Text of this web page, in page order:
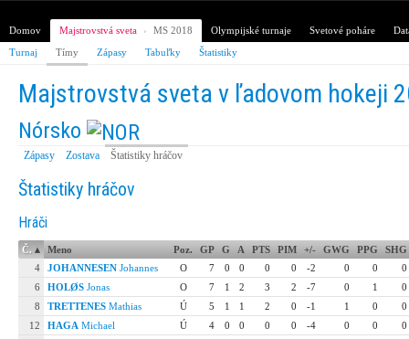
Domov Majstrovstvá sveta › MS 2018 Olympijské turnaje Svetové poháre
Turnaj
Tímy Zápasy Tabuľky Štatistiky
Majstrovstvá sveta v ľadovom hokeji
Nórsko
Zápasy Zostava Štatistiky hráčov
Štatistiky hráčov
Hráči
Č. ▴ Meno Poz. GP G A PTS PIM +/- GWG PPG
SHG
4
JOHANNESEN Johannes O 7 0 0 0 0 -2 0 0
0
6
HOLØS Jonas O 7 1 2 3 2 -7 0 1
0
8
TRETTENES Mathias Ú 5 1 1 2 0 -1 1 0
0
12
HAGA Michael Ú 4 0 0 0 0 -4 0 0
0